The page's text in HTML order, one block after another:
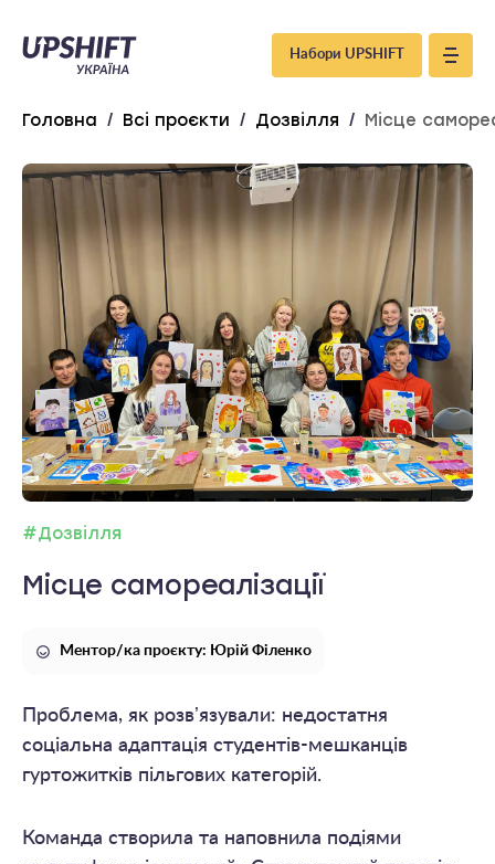
Upshift
–
Україна
Набори UPSHIFT
Головна / Всі проєкти / Дозвілля / Місце
#Дозвілля
Місце самореалізації
Ментор/ка проєкту: Юрій Філенко
Проблема, як розвʼязували: недостатня
соціальна адаптація студентів-мешканців
гуртожитків пільгових категорій.
Команда створила та наповнила подіями